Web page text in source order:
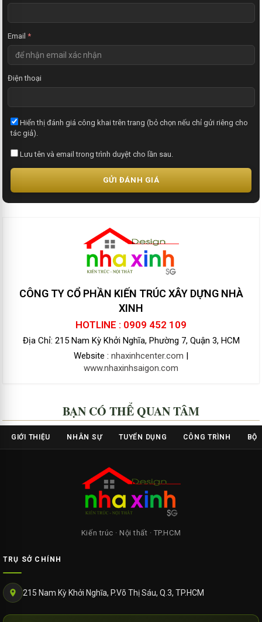
Email *
Điện thoại
Hiển thị đánh giá công khai trên trang (bỏ chọn nếu chỉ gửi riêng cho
tác giả).
Lưu tên và email trong trình duyệt cho lần sau.
GỬI ĐÁNH GIÁ
CÔNG TY CỔ PHẦN KIẾN TRÚC XÂY DỰNG NHÀ
XINH
HOTLINE : 0909 452 109
Địa Chỉ: 215 Nam Kỳ Khởi Nghĩa, Phường 7, Quận 3, HCM
Website : nhaxinhcenter.com |
www.nhaxinhsaigon.com
BẠN CÓ THỂ QUAN TÂM
GIỚI THIỆU NHÂN SỰ TUYỂN DỤNG CÔNG TRÌNH BỘ
Kiến trúc · Nội thất · TP.HCM
TRỤ SỞ CHÍNH
215 Nam Kỳ Khởi Nghĩa, P.Võ Thị Sáu, Q.3, TP.HCM